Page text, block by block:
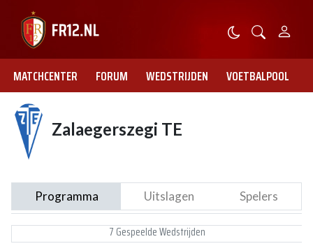
MATCHCENTER FORUM WEDSTRIJDEN VOETBALPOOL
Zalaegerszegi TE
Programma Uitslagen Spelers
7 Gespeelde Wedstrijden